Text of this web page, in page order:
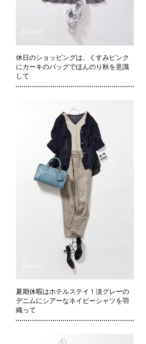
休日のショッピングは、くすみピンク
にカーキのバッグでほんのり秋を意識
して
夏期休暇はホテルステイ！淡グレーの
デニムにシアーなネイビーシャツを羽
織って